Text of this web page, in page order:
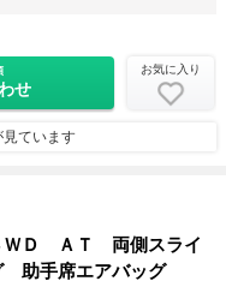
せ
お気に入り
見ています
ＷＤ ＡＴ 両側スライ
助手席エアバッグ